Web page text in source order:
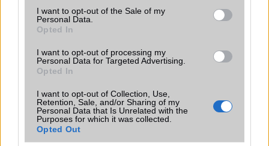
consent section.
I want to opt-out of the Sale of my
Personal Data.
Opted In
I want to opt-out of processing my
Personal Data for Targeted Advertising.
Opted In
I want to opt-out of Collection, Use,
Retention, Sale, and/or Sharing of my
Personal Data that Is Unrelated with the
Purposes for which it was collected.
Opted Out
Lehet, hogy a Galaxy S24 lesz az a telefon, amely a
következő pár hétben minden figyelmet magára von, de a
Samsungnak más fontos készülékei is készülnek, mint
Samsung Galaxy márciusi frissítés:
2025.03.25| 9to5Google
Samsung, Galaxy, One UI 7, Android, biztonsági frissítés,
Galaxy S25, Galaxy Z Fold, Galaxy A széria